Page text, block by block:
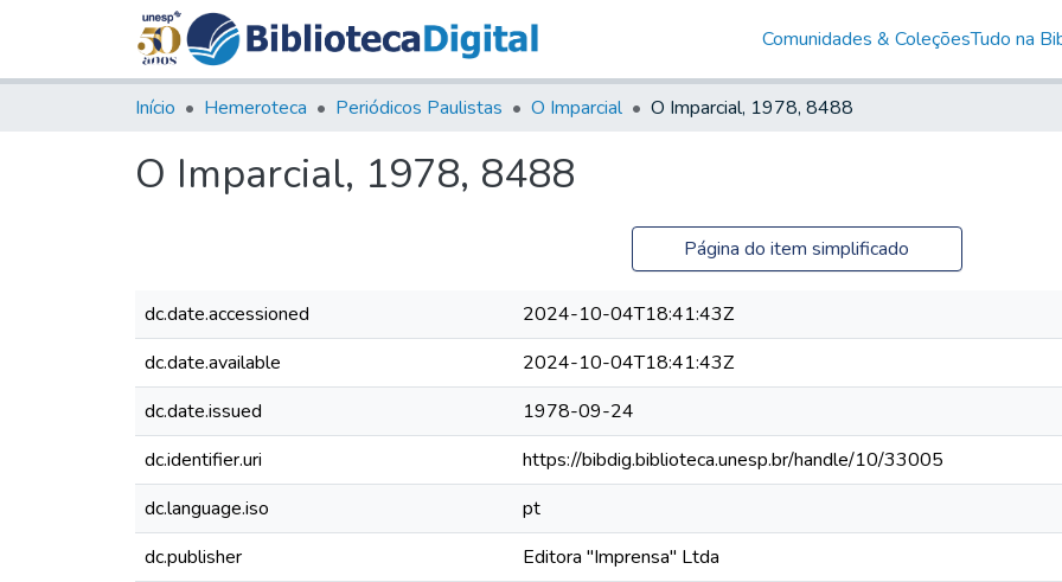
Comunidades & ColeçõesTudo na
Início Hemeroteca Periódicos Paulistas O Imparcial O Imparcial, 1978, 8488
O Imparcial, 1978, 8488
Página do item simplificado
dc.date.accessioned
2024-10-04T18:41:43Z
dc.date.available
2024-10-04T18:41:43Z
dc.date.issued
1978-09-24
dc.identifier.uri
https://bibdig.biblioteca.unesp.br/handle/10/33005
dc.language.iso
pt
dc.publisher
Editora "Imprensa" Ltda